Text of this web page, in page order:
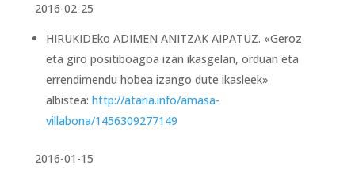
2016-02-25
HIRUKIDEko ADIMEN ANITZAK AIPATUZ. «Geroz
eta giro positiboagoa izan ikasgelan, orduan eta
errendimendu hobea izango dute ikasleek»
albistea: http://ataria.info/amasa-
villabona/1456309277149
2016-01-15